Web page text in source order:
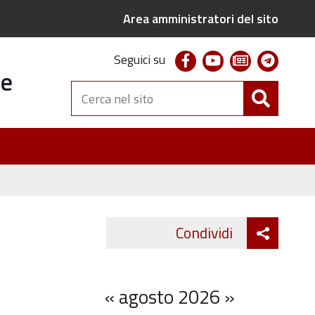
Area amministratori del sito
Seguici su facebookyoutubenewsletter
Cerca
nel
sito
Condividi Twitter
«agosto 2026 »